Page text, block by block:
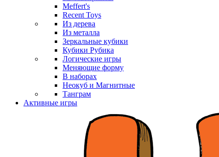
Meffert's
Recent Toys
Из дерева
Из металла
Зеркальные кубики
Кубики Рубика
Логические игры
Меняющие форму
В наборах
Неокуб и Магнитные
Танграм
Активные игры